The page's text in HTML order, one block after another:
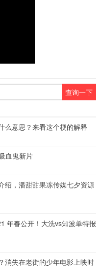
么意思？来看这个梗的解释
血鬼新片
绍，潘甜甜果冻传媒七夕资源
年春公开！大洗vs知波单特报
消失在老街的少年电影上映时